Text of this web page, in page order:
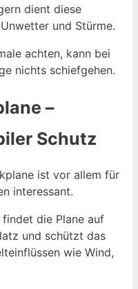
dient diese
und Stürme.
achten, kann bei
nichts schiefgehen.
–
Schutz
ist vor allem für
interessant.
die Plane auf
und schützt das
wie Wind,